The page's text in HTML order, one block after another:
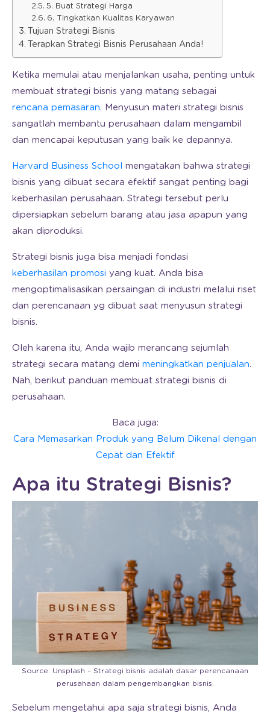
5. Buat Strategi Harga
6. Tingkatkan Kualitas Karyawan
Tujuan Strategi Bisnis
Terapkan Strategi Bisnis Perusahaan Anda!
Ketika memulai atau menjalankan usaha, penting untuk
membuat strategi bisnis yang matang sebagai
rencana pemasaran. Menyusun materi strategi bisnis
sangatlah membantu perusahaan dalam mengambil
dan mencapai keputusan yang baik ke depannya.
Harvard Business School mengatakan bahwa strategi
bisnis yang dibuat secara efektif sangat penting bagi
keberhasilan perusahaan. Strategi tersebut perlu
dipersiapkan sebelum barang atau jasa apapun yang
akan diproduksi.
Strategi bisnis juga bisa menjadi fondasi
keberhasilan promosi yang kuat. Anda bisa
mengoptimalisasikan persaingan di industri melalui riset
dan perencanaan yg dibuat saat menyusun strategi
bisnis.
Oleh karena itu, Anda wajib merancang sejumlah
strategi secara matang demi meningkatkan penjualan.
Nah, berikut panduan membuat strategi bisnis di
perusahaan.
Baca juga:
Cara Memasarkan Produk yang Belum Dikenal dengan
Cepat dan Efektif
Apa itu Strategi Bisnis?
Source: Unsplash – Strategi bisnis adalah dasar perencanaan
perusahaan dalam pengembangkan bisnis.
Sebelum mengetahui apa saja strategi bisnis, Anda